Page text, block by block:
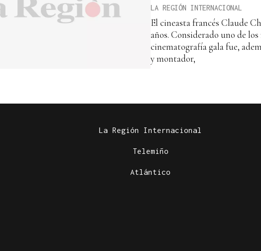
LA REGIÓN INTERNACIONAL
El cineasta francés Claude
años. Considerado uno de
cinematografía gala fue,
y montador,
La Región Internacional
Telemiño
Atlántico